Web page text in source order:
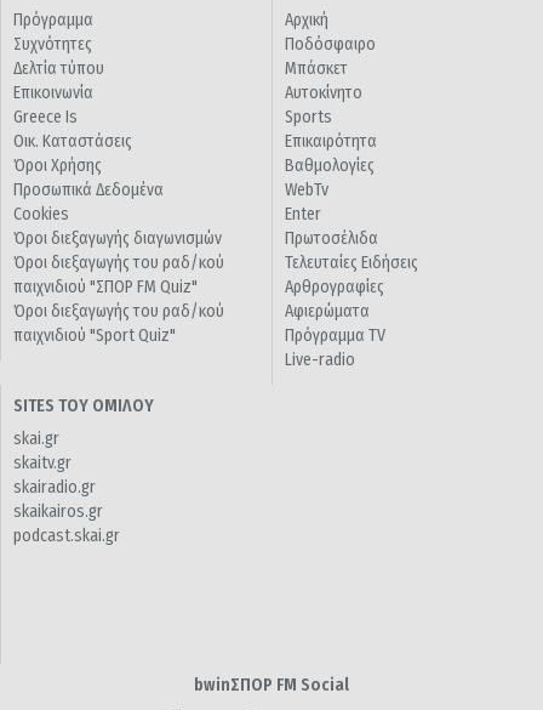
Πρόγραμμα
Συχνότητες
Δελτία τύπου
Επικοινωνία
Greece Is
Οικ. Καταστάσεις
Όροι Χρήσης
Προσωπικά Δεδομένα
Cookies
Όροι διεξαγωγής διαγωνισμών
Όροι διεξαγωγής του ραδ/κού
παιχνιδιού "ΣΠΟΡ FM Quiz"
Όροι διεξαγωγής του ραδ/κού
παιχνιδιού "Sport Quiz"
Αρχική
Ποδόσφαιρο
Μπάσκετ
Αυτοκίνητο
Sports
Επικαιρότητα
Βαθμολογίες
WebTv
Enter
Πρωτοσέλιδα
Τελευταίες Ειδήσεις
Αρθρογραφίες
Αφιερώματα
Πρόγραμμα TV
Live-radio
SITES ΤΟΥ ΟΜΙΛΟΥ
skai.gr
skaitv.gr
skairadio.gr
skaikairos.gr
podcast.skai.gr
bwinΣΠΟΡ FM Social